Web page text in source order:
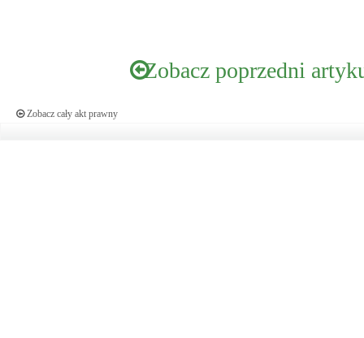
Zobacz poprzedni
Zobacz cały akt prawny